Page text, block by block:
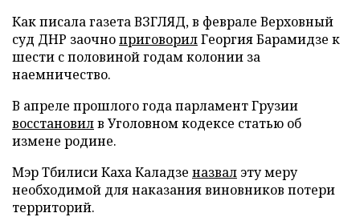
Как писала газета ВЗГЛЯД, в феврале Верховный
суд ДНР заочноприговорилГеоргия Барамидзе к
шести с половиной годам колонии за
наемничество.
В апреле прошлого года парламент Грузии
восстановилв Уголовном кодексе статью об
измене родине.
Мэр Тбилиси Каха Каладзе назвал эту меру
необходимой для наказания виновников потери
территорий.